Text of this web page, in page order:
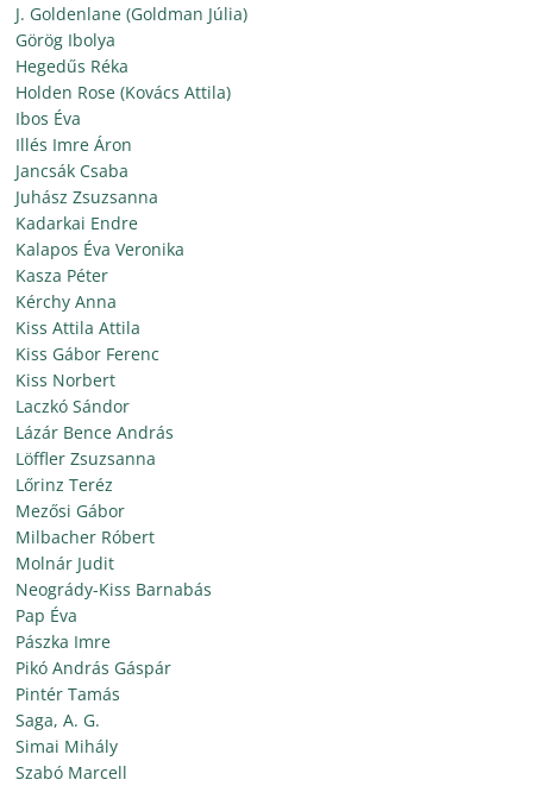
J. Goldenlane (Goldman Júlia)
Görög Ibolya
Hegedűs Réka
Holden Rose (Kovács Attila)
Ibos Éva
Illés Imre Áron
Jancsák Csaba
Juhász Zsuzsanna
Kadarkai Endre
Kalapos Éva Veronika
Kasza Péter
Kérchy Anna
Kiss Attila Attila
Kiss Gábor Ferenc
Kiss Norbert
Laczkó Sándor
Lázár Bence András
Löffler Zsuzsanna
Lőrinz Teréz
Mezősi Gábor
Milbacher Róbert
Molnár Judit
Neogrády-Kiss Barnabás
Pap Éva
Pászka Imre
Pikó András Gáspár
Pintér Tamás
Saga, A. G.
Simai Mihály
Szabó Marcell